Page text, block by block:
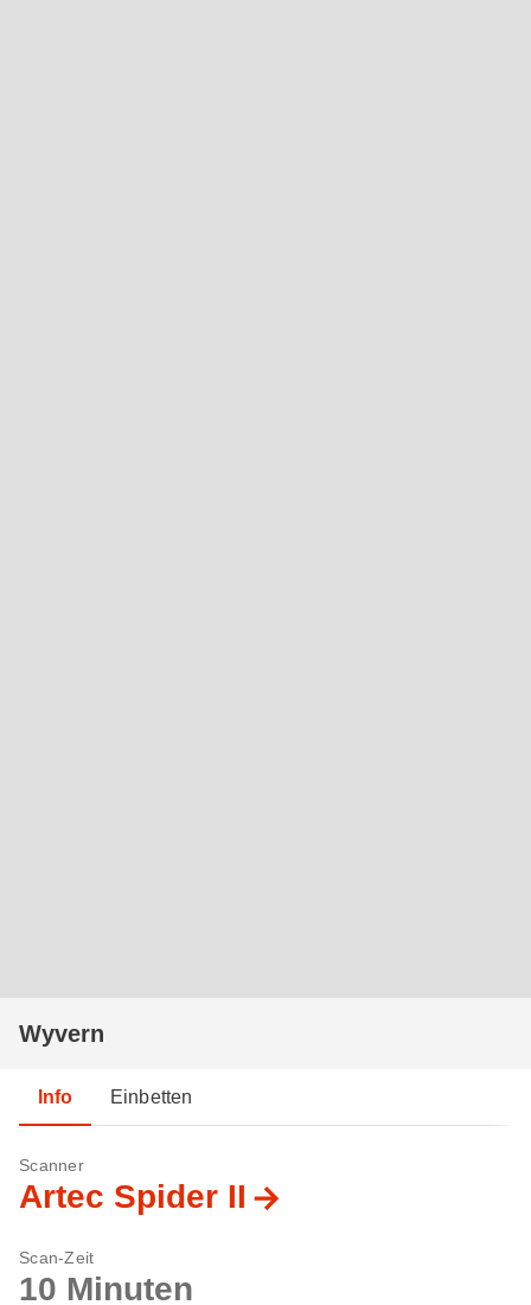
Wyvern
Info Einbetten
Scanner
Artec Spider II
Scan-Zeit
10 Minuten